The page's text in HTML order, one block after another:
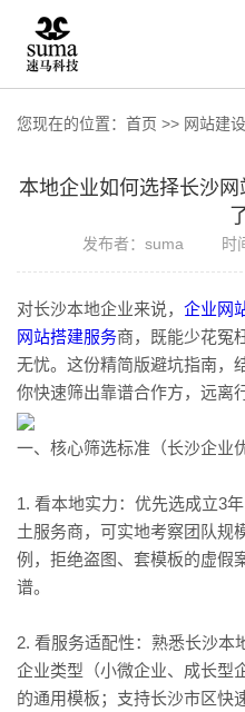
您现在的位置： 首页 >> 网站建
本地企业如何选择长沙
发布者：suma 时
对长沙本地企业来说， 企业网
网站搭建服务商，既能少花冤
无忧。这份精简版避坑指南，
你快速筛出靠谱合作方，远离
一、核心筛选标准（长沙企业
1. 看本地实力：优先选成立3
土服务商，可实地考察团队规
例，拒绝盗图、套模板的虚假
谱。
2. 看服务适配性：熟悉长沙本
企业类型（小微企业、成长型
的通用模板；支持长沙市区快